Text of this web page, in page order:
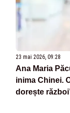
23 mai 2026, 09:28
Ana Maria
inima Chinei.
dorește